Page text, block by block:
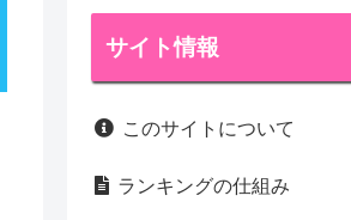
サイト情報
このサイトについて
ランキングの仕組み